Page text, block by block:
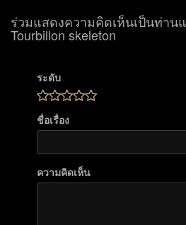
ร่วมแสดงความคิดเห็นเป็นท่าน
Tourbillon skeleton
ระดับ
ชื่อเรื่อง
ความคิดเห็น